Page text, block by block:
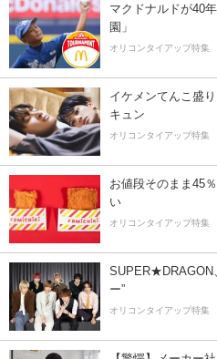
マクドナルドが40
園」
オリコンタイアップ特集
イケメンてんこ盛
キュン
オリコンタイアップ特集
お値段そのまま45
い
オリコンタイアップ特集
SUPER★DRAGON
ー”
オリコンタイアップ特集